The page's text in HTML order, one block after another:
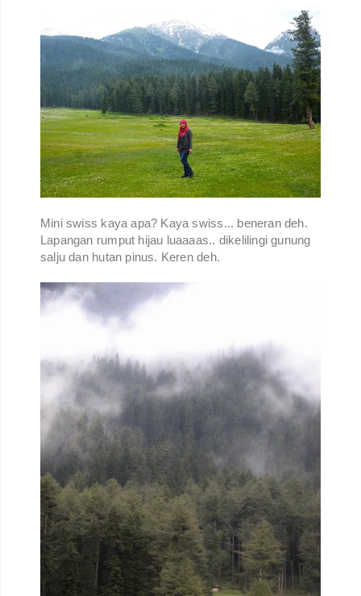
Mini swiss kaya apa? Kaya swiss... beneran deh.
Lapangan rumput hijau luaaaas.. dikelilingi gunung
salju dan hutan pinus. Keren deh.